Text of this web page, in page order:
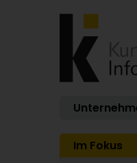
Im Fokus